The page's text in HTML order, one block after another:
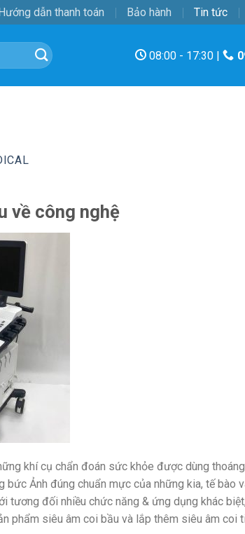
dẫn thanh toán Bảo hành Tin tức
08:00 - 17:30 |
về công nghệ
khí cụ chẩn đoán sức khỏe được dùng thoáng
Ảnh đúng chuẩn mực của những kia, tế bào
tương đối nhiều chức năng & ứng dụng khác
phẩm siêu âm coi bầu và lắp thêm siêu âm coi